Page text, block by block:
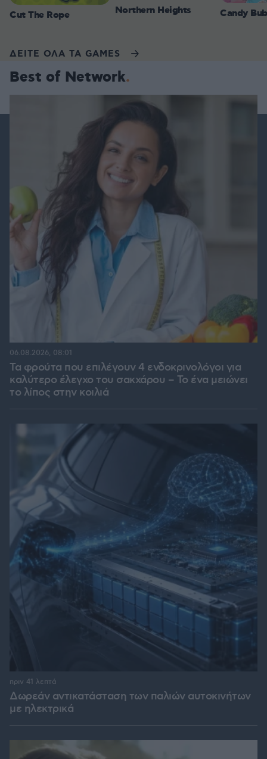
Cut The Rope Northern Heights Candy
ΔΕΙΤΕ ΟΛΑ ΤΑ GAMES
Best of Network
Τα φρούτα που επιλέγουν 4 ενδοκρινολόγοι για
καλύτερο έλεγχο του σακχάρου – Το ένα μειώνει
το λίπος στην κοιλιά
06.08.2026, 08:01
Δωρεάν αντικατάσταση των παλιών αυτοκινήτων
με ηλεκτρικά
πριν 41 λεπτά